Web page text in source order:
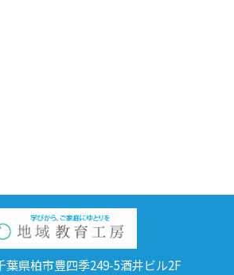
葉県柏市豊四季249-5酒井ビル2F